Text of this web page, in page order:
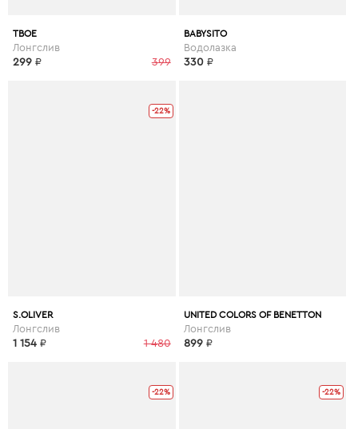
ТВОЕ
Лонгслив
399
299 ₽
BABYSITO
Водолазка
330 ₽
-22%
S.OLIVER
Лонгслив
1 480
1 154 ₽
UNITED COLORS OF BENETTON
Лонгслив
899 ₽
-22% -22%